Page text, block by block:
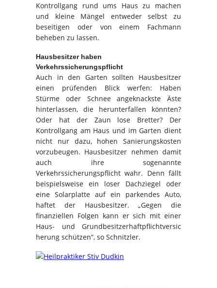
Kontrollgang rund ums Haus zu machen
und kleine Mängel entweder selbst zu
beseitigen oder von einem Fachmann
beheben zu lassen.
Hausbesitzer haben
Verkehrssicherungspflicht
Auch in den Garten sollten Hausbesitzer
einen prüfenden Blick werfen: Haben
Stürme oder Schnee angeknackste Äste
hinterlassen, die herunterfallen könnten?
Oder hat der Zaun lose Bretter? Der
Kontrollgang am Haus und im Garten dient
nicht nur dazu, hohen Sanierungskosten
vorzubeugen. Hausbesitzer nehmen damit
auch ihre sogenannte
Verkehrssicherungspflicht wahr. Denn fällt
beispielsweise ein loser Dachziegel oder
eine Solarplatte auf ein parkendes Auto,
haftet der Hausbesitzer. „Gegen die
finanziellen Folgen kann er sich mit einer
Haus- und Grundbesitzerhaftpflichtversic
herung schützen“, so Schnitzler.